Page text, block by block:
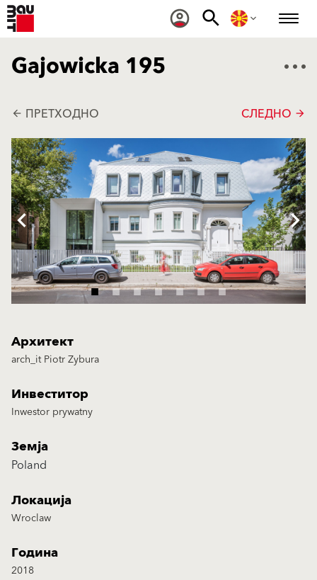
Gajowicka 195
arrow_back ПРЕТХОДНО СЛЕДНО arrow_forward
Архитект
arch_it Piotr Zybura
Инвеститор
Inwestor prywatny
Земја
Poland
Локација
Wroclaw
Година
2018